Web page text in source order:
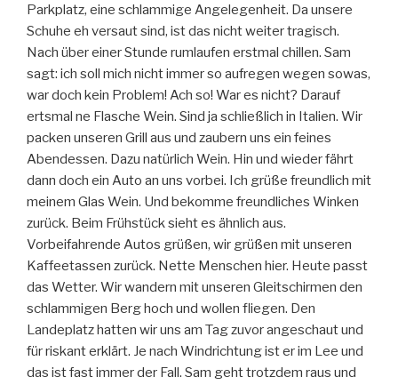
Parkplatz, eine schlammige Angelegenheit. Da unsere
Schuhe eh versaut sind, ist das nicht weiter tragisch.
Nach über einer Stunde rumlaufen erstmal chillen. Sam
sagt: ich soll mich nicht immer so aufregen wegen sowas,
war doch kein Problem! Ach so! War es nicht? Darauf
ertsmal ne Flasche Wein. Sind ja schließlich in Italien. Wir
packen unseren Grill aus und zaubern uns ein feines
Abendessen. Dazu natürlich Wein. Hin und wieder fährt
dann doch ein Auto an uns vorbei. Ich grüße freundlich mit
meinem Glas Wein. Und bekomme freundliches Winken
zurück. Beim Frühstück sieht es ähnlich aus.
Vorbeifahrende Autos grüßen, wir grüßen mit unseren
Kaffeetassen zurück. Nette Menschen hier. Heute passt
das Wetter. Wir wandern mit unseren Gleitschirmen den
schlammigen Berg hoch und wollen fliegen. Den
Landeplatz hatten wir uns am Tag zuvor angeschaut und
für riskant erklärt. Je nach Windrichtung ist er im Lee und
das ist fast immer der Fall. Sam geht trotzdem raus und